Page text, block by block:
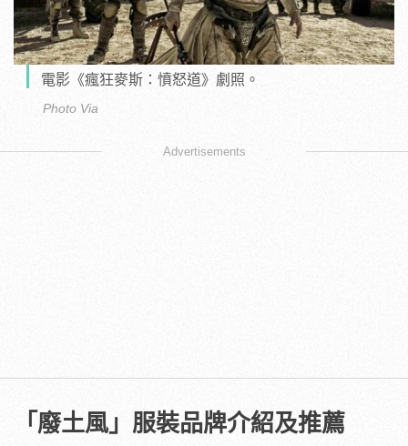
電影《瘋狂麥斯：憤怒道》劇照。
Photo Via
Advertisements
「廢土風」服裝品牌介紹及推薦